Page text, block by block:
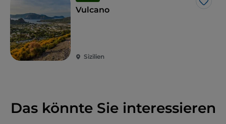
Like
Vulcano
Sizilien
Das könnte Sie interessieren